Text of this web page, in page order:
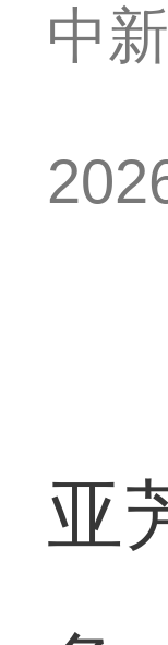
中
亚